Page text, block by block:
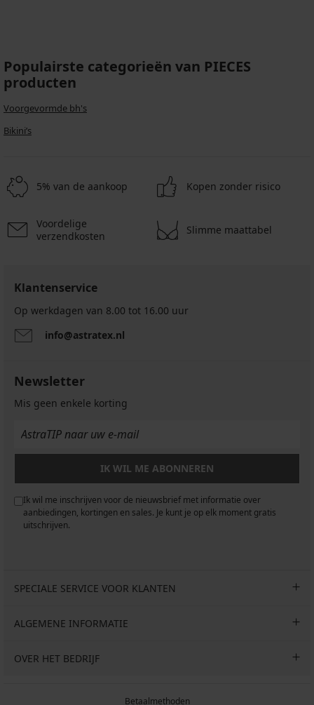
Populairste categorieën van PIECES
producten
Voorgevormde bh's
Bikini’s
5% van de aankoop Kopen zonder risico
Voordelige
verzendkosten
Slimme maattabel
Klantenservice
Op werkdagen van 8.00 tot 16.00 uur
info@astratex.nl
Newsletter
Mis geen enkele korting
IK WIL ME ABONNEREN
Ik wil me inschrijven voor de nieuwsbrief met informatie over
aanbiedingen, kortingen en sales. Je kunt je op elk moment gratis
uitschrijven.
SPECIALE SERVICE VOOR KLANTEN
ALGEMENE INFORMATIE
OVER HET BEDRIJF
Betaalmethoden